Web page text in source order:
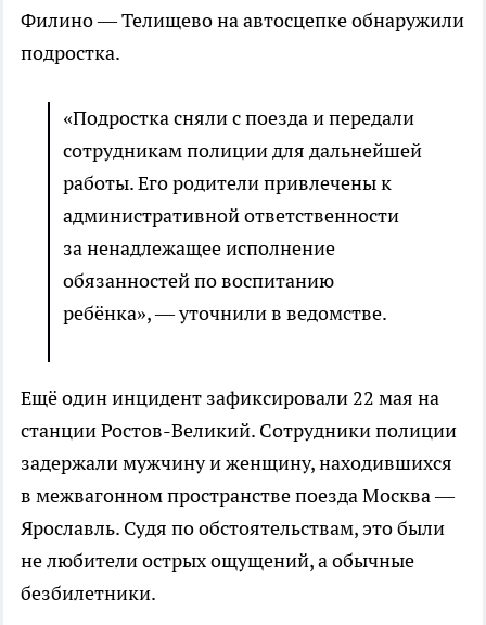
Филино — Телищево на автосцепке обнаружили
подростка.
«Подростка сняли с поезда и передали
сотрудникам полиции для дальнейшей
работы. Его родители привлечены к
административной ответственности
за ненадлежащее исполнение
обязанностей по воспитанию
ребёнка», — уточнили в ведомстве.
Ещё один инцидент зафиксировали 22 мая на
станции Ростов-Великий. Сотрудники полиции
задержали мужчину и женщину, находившихся
в межвагонном пространстве поезда Москва —
Ярославль. Судя по обстоятельствам, это были
не любители острых ощущений, а обычные
безбилетники.